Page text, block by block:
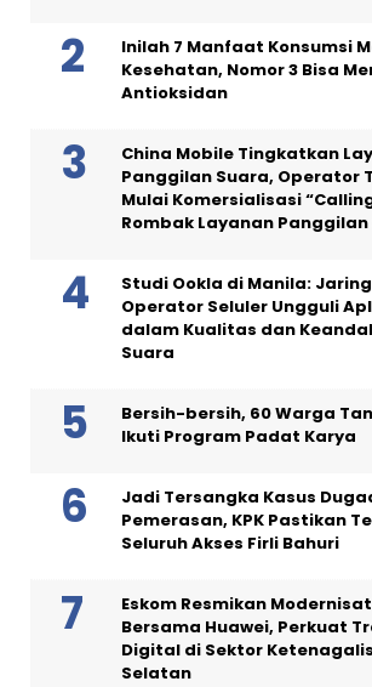
Inilah 7 Manfaat Konsumsi
Kesehatan, Nomor 3 Bisa
Antioksidan
China Mobile Tingkatkan
Panggilan Suara, Operator
Mulai Komersialisasi
Rombak Layanan Panggilan
Studi Ookla di Manila:
Operator Seluler Ungguli
dalam Kualitas dan
Suara
Bersih-bersih, 60 Warga
Ikuti Program Padat Karya
Jadi Tersangka Kasus
Pemerasan, KPK Pastikan
Seluruh Akses Firli Bahuri
Eskom Resmikan
Bersama Huawei, Perkuat
Digital di Sektor
Selatan